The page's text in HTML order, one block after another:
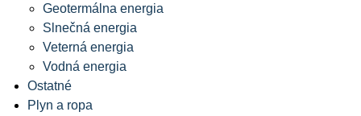
Geotermálna energia
Slnečná energia
Veterná energia
Vodná energia
Ostatné
Plyn a ropa